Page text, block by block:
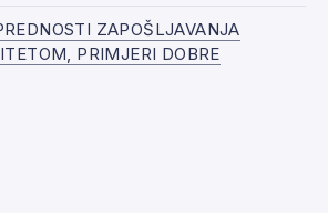
ZAPOŠLJAVANJA
PRIMJERI DOBRE